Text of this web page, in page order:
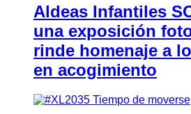
Aldeas Infantiles
una exposición
rinde homenaje a
en acogimiento